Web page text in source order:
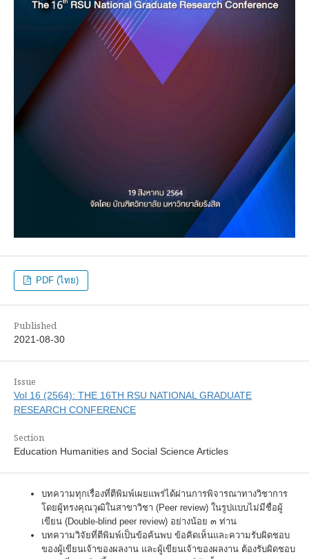
PDF (ไทย)
Published
2021-08-30
Issue
Vol 16 (2564): THE 16TH RSU NATIONAL GRADUATE
RESEARCH CONFERENCE
Section
Education Humanities and Social Science Articles
บทความทุกเรื่องที่ตีพิมพ์เผยแพร่ได้ผ่านการพิจารณาทางวิชาการ
โดยผู้ทรงคุณวุฒิในสาขาวิชา (Peer review) ในรูปแบบไม่มีชื่อผู้
เขียน (Double-blind peer review) อย่างน้อย ๓ ท่าน
บทความวิจัยที่ตีพิมพ์เป็นข้อค้นพบ ข้อคิดเห็นและความรับผิดชอบ
ของผู้เขียนเจ้าของผลงาน และผู้เขียนเจ้าของผลงาน ต้องรับผิดชอบ